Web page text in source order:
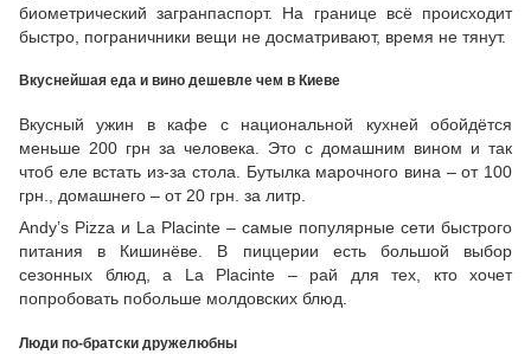
биометрический загранпаспорт. На границе всё происходит
быстро, пограничники вещи не досматривают, время не тянут.
Вкуснейшая еда и вино дешевле чем в Киеве
Вкусный ужин в кафе с национальной кухней обойдётся
меньше 200 грн за человека. Это с домашним вином и так
чтоб еле встать из-за стола. Бутылка марочного вина – от 100
грн., домашнего – от 20 грн. за литр.
Andy’s Pizza и La Placinte – самые популярные сети быстрого
питания в Кишинёве. В пиццерии есть большой выбор
сезонных блюд, а La Placinte – рай для тех, кто хочет
попробовать побольше молдовских блюд.
Люди по-братски дружелюбны